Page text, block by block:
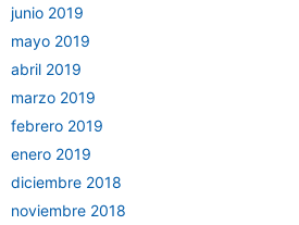
junio 2019
mayo 2019
abril 2019
marzo 2019
febrero 2019
enero 2019
diciembre 2018
noviembre 2018